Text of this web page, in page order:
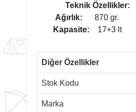
Teknik Özellikler:
Ağırlık: 870 gr.
Kapasite: 17+3 lt
Diğer Özellikler
Stok Kodu
Marka